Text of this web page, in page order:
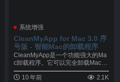
系统增强
CleanMyApp for Mac 3.0 序
号版 - 智能Mac的卸载程序
CleanMyApp是一个功能强大的Ma
c卸载程序。它可以完全卸载Mac应
用程序...
10 年前
2.1K